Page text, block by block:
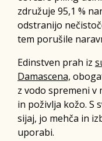
združuje 95,1 %
odstranijo
tem porušile
Edinstven prah iz
Damascena,
z vodo spremeni
in poživlja kožo. S
sijaj, jo mehča in
uporabi.